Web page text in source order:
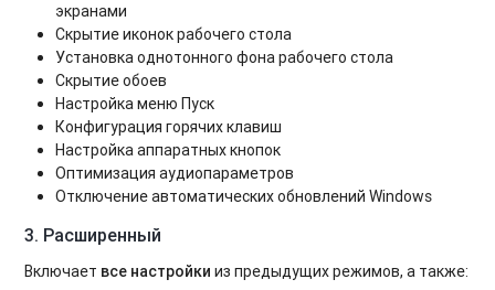
экранами
Скрытие иконок рабочего стола
Установка однотонного фона рабочего стола
Скрытие обоев
Настройка меню Пуск
Конфигурация горячих клавиш
Настройка аппаратных кнопок
Оптимизация аудиопараметров
Отключение автоматических обновлений Windows
3. Расширенный
Включает все настройки из предыдущих режимов, а также: